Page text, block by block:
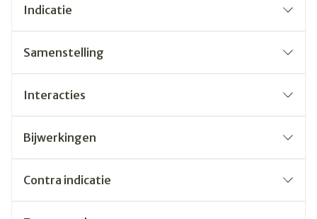
Indicatie
Samenstelling
Interacties
Bijwerkingen
Contra indicatie